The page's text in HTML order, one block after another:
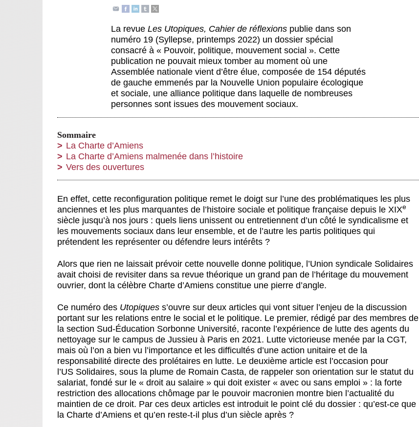
La revue Les Utopiques, Cahier de réflexions publie dans son
numéro 19 (Syllepse, printemps 2022) un dossier spécial
consacré à « Pouvoir, politique, mouvement social ». Cette
publication ne pouvait mieux tomber au moment où une
Assemblée nationale vient d’être élue, composée de 154 députés
de gauche emmenés par la Nouvelle Union populaire écologique
et sociale, une alliance politique dans laquelle de nombreuses
personnes sont issues des mouvement sociaux.
Sommaire
La Charte d’Amiens
La Charte d’Amiens malmenée dans l’histoire
Vers des ouvertures
En effet, cette reconfiguration politique remet le doigt sur l’une des problématiques les plus
anciennes et les plus marquantes de l’histoire sociale et politique française depuis le XIXe
siècle jusqu’à nos jours : quels liens unissent ou entretiennent d’un côté le syndicalisme et
les mouvements sociaux dans leur ensemble, et de l’autre les partis politiques qui
prétendent les représenter ou défendre leurs intérêts ?
Alors que rien ne laissait prévoir cette nouvelle donne politique, l’Union syndicale Solidaires
avait choisi de revisiter dans sa revue théorique un grand pan de l’héritage du mouvement
ouvrier, dont la célèbre Charte d’Amiens constitue une pierre d’angle.
Ce numéro des Utopiques s’ouvre sur deux articles qui vont situer l’enjeu de la discussion
portant sur les relations entre le social et le politique. Le premier, rédigé par des membres de
la section Sud-Éducation Sorbonne Université, raconte l’expérience de lutte des agents du
nettoyage sur le campus de Jussieu à Paris en 2021. Lutte victorieuse menée par la CGT,
mais où l’on a bien vu l’importance et les difficultés d’une action unitaire et de la
responsabilité directe des prolétaires en lutte. Le deuxième article est l’occasion pour
l’US Solidaires, sous la plume de Romain Casta, de rappeler son orientation sur le statut du
salariat, fondé sur le « droit au salaire » qui doit exister « avec ou sans emploi » : la forte
restriction des allocations chômage par le pouvoir macronien montre bien l’actualité du
maintien de ce droit. Par ces deux articles est introduit le point clé du dossier : qu’est-ce que
la Charte d’Amiens et qu’en reste-t-il plus d’un siècle après ?